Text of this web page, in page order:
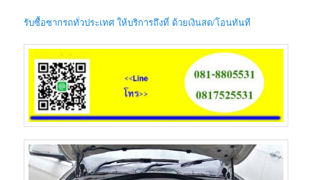
รับซื้อซากรถทั่วประเทศ ให้บริการถึงที่ ด้วยเงินสด/โอนทันที